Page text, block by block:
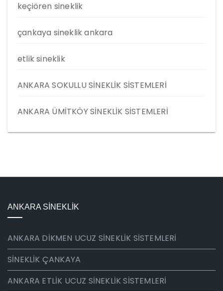
keçiören sineklik
çankaya sineklik ankara
etlik sineklik
ANKARA SOKULLU SİNEKLİK SİSTEMLERİ
ANKARA ÜMİTKÖY SİNEKLİK SİSTEMLERİ
ANKARA SİNEKLİK
ANKARA DİKMEN UCUZ SİNEKLİK SİSTEMLERİ
SİNEKLİK ÇANKAYA
ANKARA ETLİK UCUZ SİNEKLİK SİSTEMLERİ